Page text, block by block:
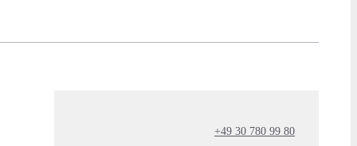
+49 30 780 99 80